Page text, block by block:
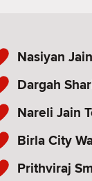
Nasiyan
Dargah
Nareli Jain
Birla City
Prithviraj